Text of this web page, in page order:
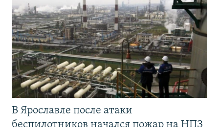
В Ярославле после атаки
беспилотников начался пожар на НПЗ